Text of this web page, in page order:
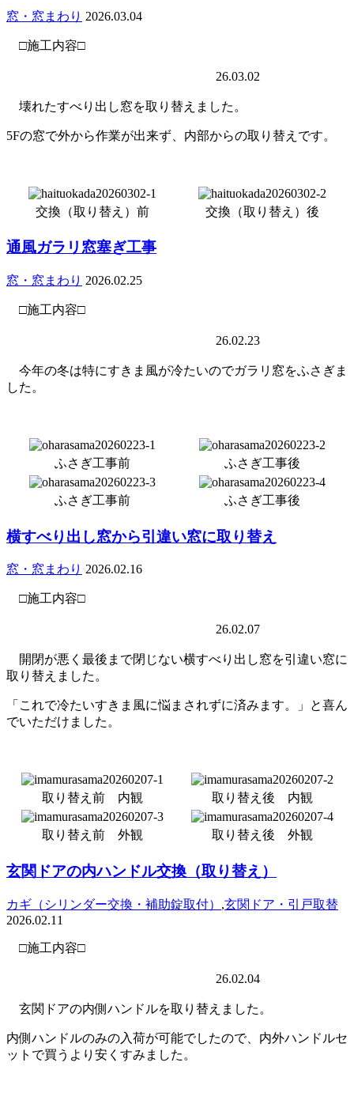
窓・窓まわり 2026.03.04
□施工内容□
26.03.02
壊れたすべり出し窓を取り替えました。
5Fの窓で外から作業が出来ず、内部からの取り替えです。
交換（取り替え）前 交換（取り替え）後
通風ガラリ窓塞ぎ工事
窓・窓まわり 2026.02.25
□施工内容□
26.02.23
今年の冬は特にすきま風が冷たいのでガラリ窓をふさぎま
した。
ふさぎ工事前 ふさぎ工事後
ふさぎ工事前 ふさぎ工事後
横すべり出し窓から引違い窓に取り替え
窓・窓まわり 2026.02.16
□施工内容□
26.02.07
開閉が悪く最後まで閉じない横すべり出し窓を引違い窓に
取り替えました。
「これで冷たいすきま風に悩まされずに済みます。」と喜ん
でいただけました。
取り替え前 内観 取り替え後 内観
取り替え前 外観 取り替え後 外観
玄関ドアの内ハンドル交換（取り替え）
カギ（シリンダー交換・補助錠取付） ,玄関ドア・引戸取替
2026.02.11
□施工内容□
26.02.04
玄関ドアの内側ハンドルを取り替えました。
内側ハンドルのみの入荷が可能でしたので、内外ハンドルセ
ットで買うより安くすみました。